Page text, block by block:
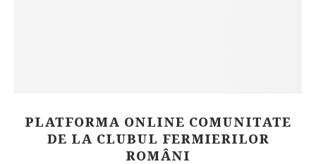
PLATFORMA ONLINE COMUNITATE
DE LA CLUBUL FERMIERILOR
ROMÂNI